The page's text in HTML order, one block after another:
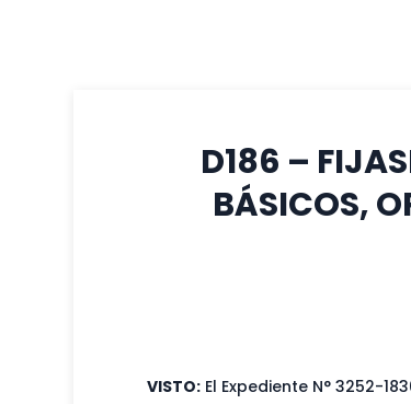
D186 –
BÁSICOS,
VISTO: El Expediente N° 3252-